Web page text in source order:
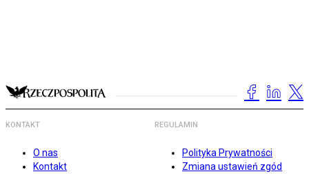
KONTAKT
O nas
Kontakt
REGULAMIN
Polityka Prywatności
Zmiana ustawień zgód